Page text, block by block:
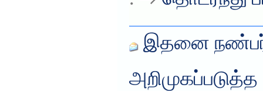
இதனை
அறிமுகப்படுத்த